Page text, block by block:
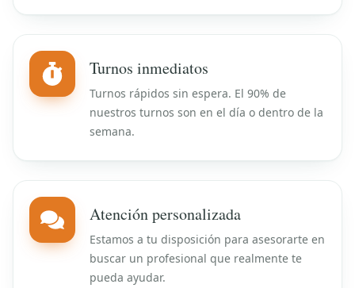
Turnos inmediatos
Turnos rápidos sin espera. El 90% de
nuestros turnos son en el día o dentro de la
semana.
Atención personalizada
Estamos a tu disposición para asesorarte en
buscar un profesional que realmente te
pueda ayudar.